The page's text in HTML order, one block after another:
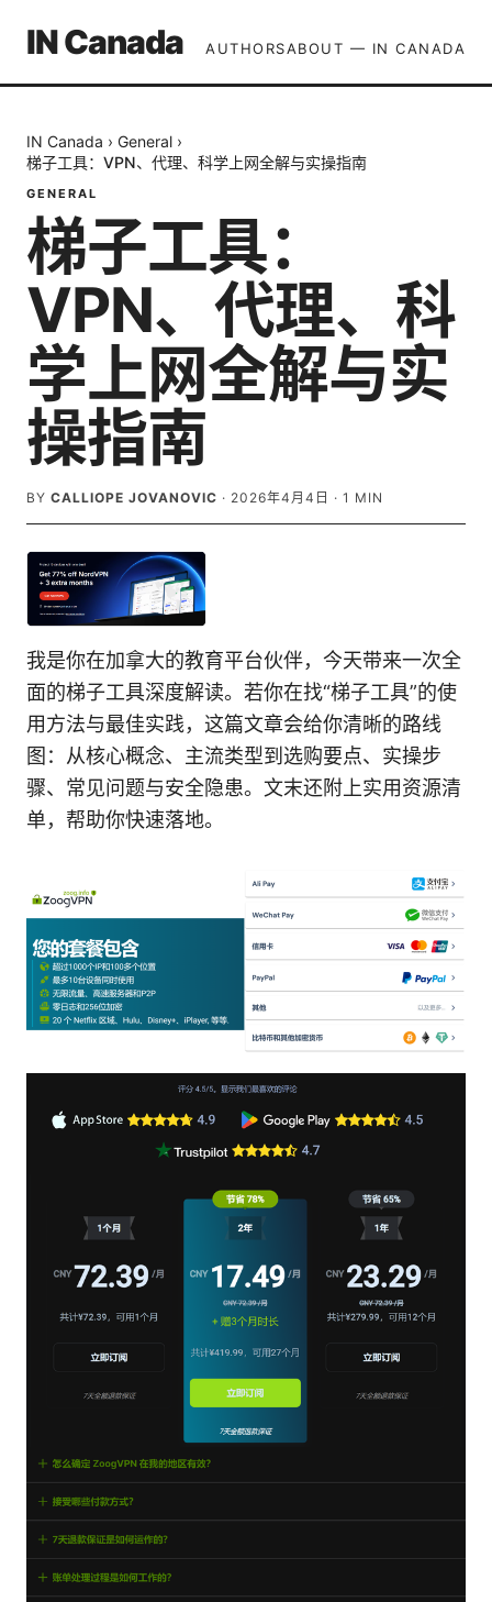
IN Canada AUTHORSABOUT — IN CANADA
IN Canada › General ›
梯子工具：VPN、代理、科学上网全解与实操指南
GENERAL
梯子工具：
VPN、代理、科
学上网全解与实
操指南
BY CALLIOPE JOVANOVIC · 2026年4月4日 · 1 MIN
我是你在加拿大的教育平台伙伴，今天带来一次全
面的梯子工具深度解读。若你在找“梯子工具”的使
用方法与最佳实践，这篇文章会给你清晰的路线
图：从核心概念、主流类型到选购要点、实操步
骤、常见问题与安全隐患。文末还附上实用资源清
单，帮助你快速落地。